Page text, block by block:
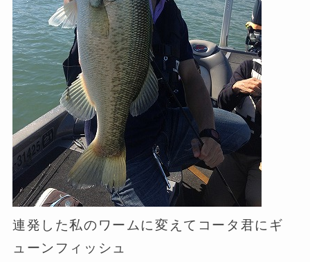
連発した私のワームに変えてコータ君にギ
ューンフィッシュ